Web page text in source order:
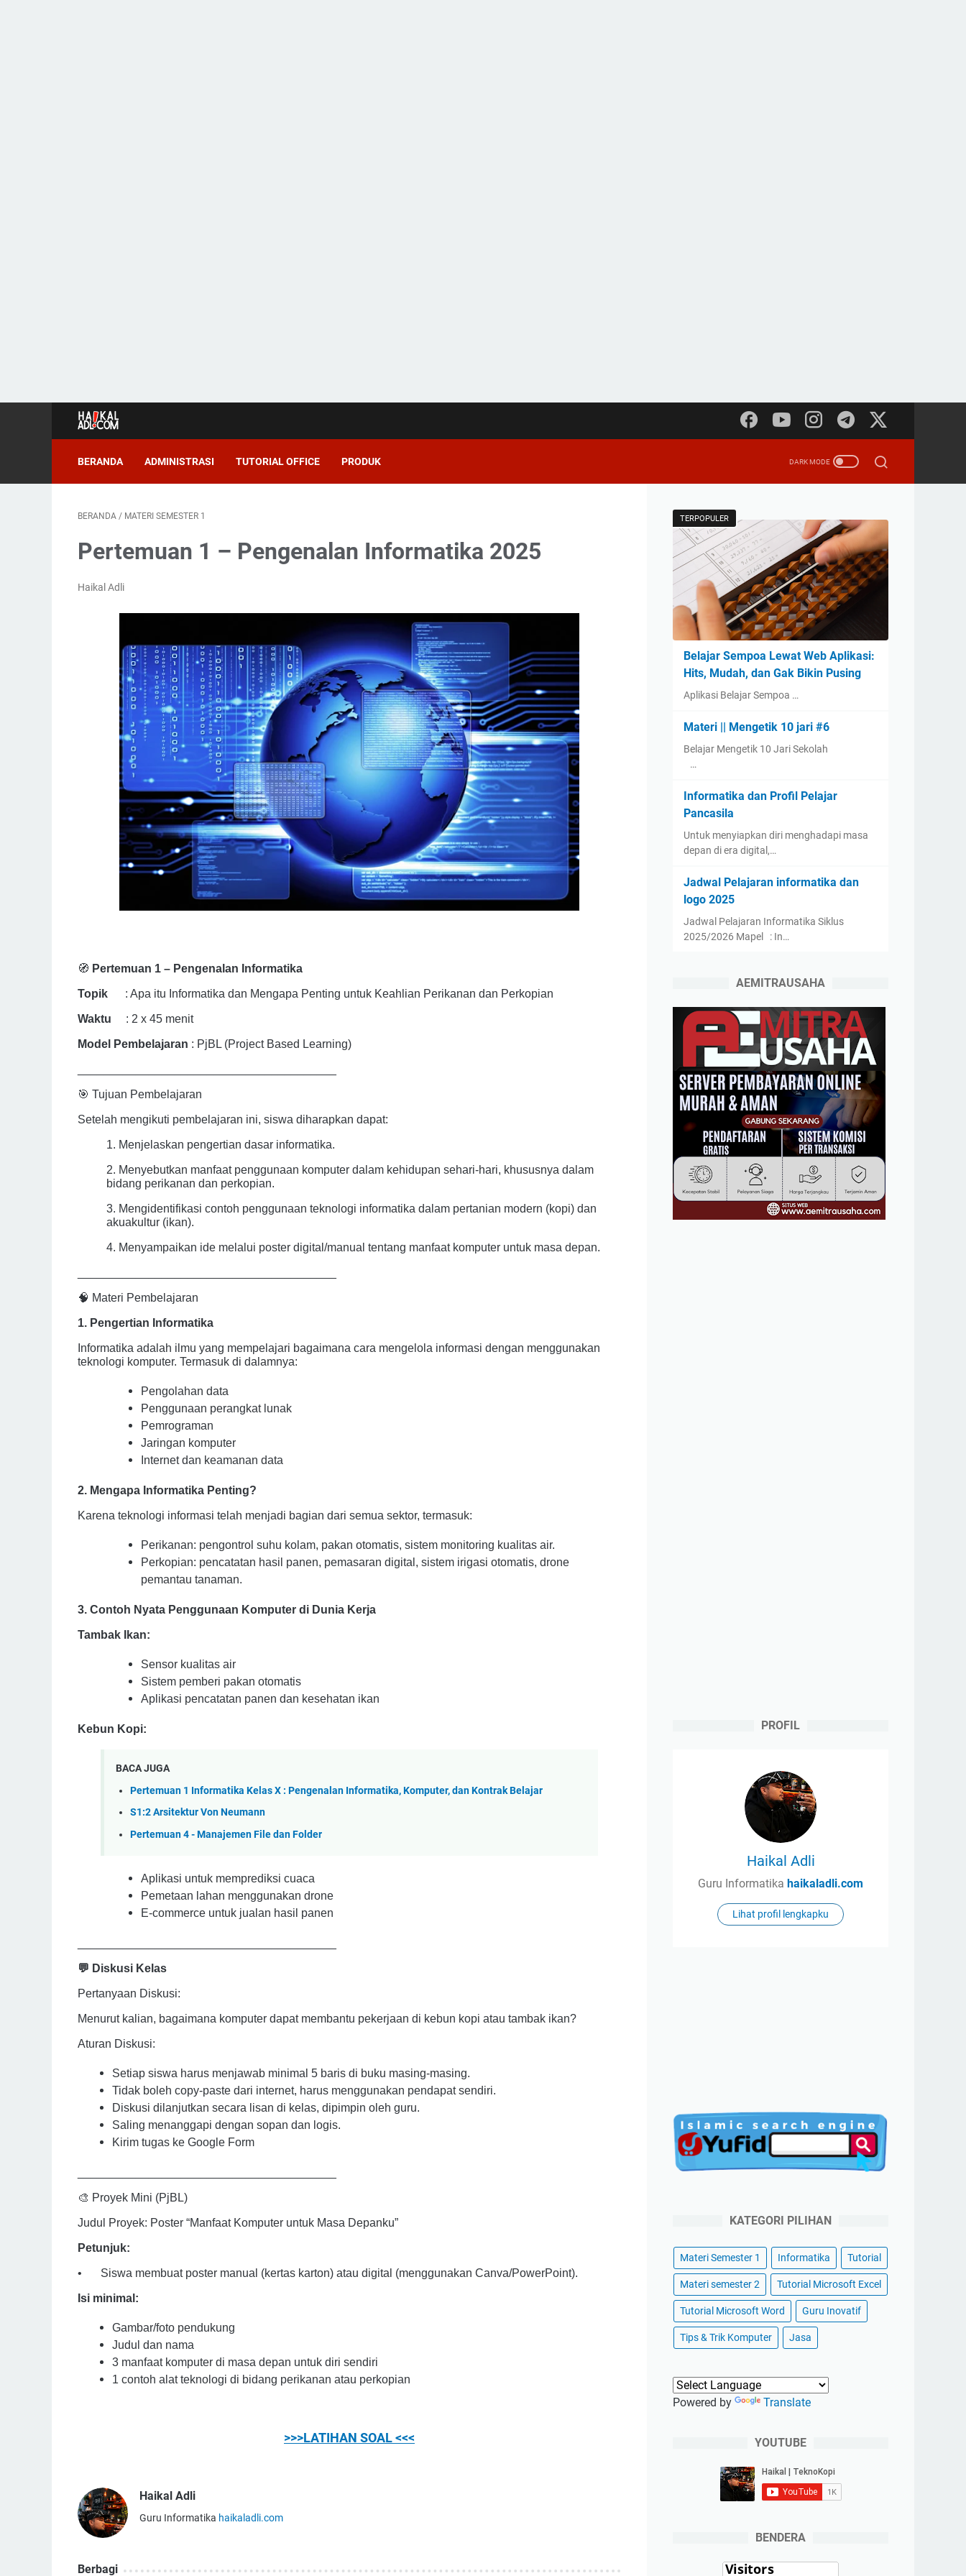
BERANDA ADMINISTRASI TUTORIAL OFFICE PRODUK
BERANDA / MATERI SEMESTER 1
Pertemuan 1 – Pengenalan Informatika 2025
Haikal Adli
🧭 Pertemuan 1 – Pengenalan Informatika
Topik : Apa itu Informatika dan Mengapa Penting untuk Keahlian Perikanan dan Perkopian
Waktu : 2 x 45 menit
Model Pembelajaran : PjBL (Project Based Learning)
🎯 Tujuan Pembelajaran
Setelah mengikuti pembelajaran ini, siswa diharapkan dapat:
1. Menjelaskan pengertian dasar informatika.
2. Menyebutkan manfaat penggunaan komputer dalam kehidupan sehari-hari, khususnya dalam
bidang perikanan dan perkopian.
3. Mengidentifikasi contoh penggunaan teknologi informatika dalam pertanian modern (kopi) dan
akuakultur (ikan).
4. Menyampaikan ide melalui poster digital/manual tentang manfaat komputer untuk masa depan.
🧠 Materi Pembelajaran
1. Pengertian Informatika
Informatika adalah ilmu yang mempelajari bagaimana cara mengelola informasi dengan menggunakan
teknologi komputer. Termasuk di dalamnya:
Pengolahan data
Penggunaan perangkat lunak
Pemrograman
Jaringan komputer
Internet dan keamanan data
2. Mengapa Informatika Penting?
Karena teknologi informasi telah menjadi bagian dari semua sektor, termasuk:
Perikanan: pengontrol suhu kolam, pakan otomatis, sistem monitoring kualitas air.
Perkopian: pencatatan hasil panen, pemasaran digital, sistem irigasi otomatis, drone
pemantau tanaman.
3. Contoh Nyata Penggunaan Komputer di Dunia Kerja
Tambak Ikan:
Sensor kualitas air
Sistem pemberi pakan otomatis
Aplikasi pencatatan panen dan kesehatan ikan
Kebun Kopi:
BACA JUGA
Pertemuan 1 Informatika Kelas X : Pengenalan Informatika, Komputer, dan Kontrak Belajar
S1:2 Arsitektur Von Neumann
Pertemuan 4 - Manajemen File dan Folder
Aplikasi untuk memprediksi cuaca
Pemetaan lahan menggunakan drone
E-commerce untuk jualan hasil panen
💬 Diskusi Kelas
Pertanyaan Diskusi:
Menurut kalian, bagaimana komputer dapat membantu pekerjaan di kebun kopi atau tambak ikan?
Aturan Diskusi:
Setiap siswa harus menjawab minimal 5 baris di buku masing-masing.
Tidak boleh copy-paste dari internet, harus menggunakan pendapat sendiri.
Diskusi dilanjutkan secara lisan di kelas, dipimpin oleh guru.
Saling menanggapi dengan sopan dan logis.
Kirim tugas ke Google Form
🎨 Proyek Mini (PjBL)
Judul Proyek: Poster “Manfaat Komputer untuk Masa Depanku”
Petunjuk:
• Siswa membuat poster manual (kertas karton) atau digital (menggunakan Canva/PowerPoint).
Isi minimal:
Gambar/foto pendukung
Judul dan nama
3 manfaat komputer di masa depan untuk diri sendiri
1 contoh alat teknologi di bidang perikanan atau perkopian
>>>LATIHAN SOAL <<<
Haikal Adli
Guru Informatika haikaladli.com
Berbagi
TERPOPULER
Belajar Sempoa Lewat Web Aplikasi:
Hits, Mudah, dan Gak Bikin Pusing
Aplikasi Belajar Sempoa …
Materi || Mengetik 10 jari #6
Belajar Mengetik 10 Jari Sekolah
…
Informatika dan Profil Pelajar
Pancasila
Untuk menyiapkan diri menghadapi masa
depan di era digital,…
Jadwal Pelajaran informatika dan
logo 2025
Jadwal Pelajaran Informatika Siklus
2025/2026 Mapel : In…
AEMITRAUSAHA
PROFIL
Haikal Adli
Guru Informatika haikaladli.com
Lihat profil lengkapku
KATEGORI PILIHAN
Materi Semester 1 Informatika Tutorial
Materi semester 2 Tutorial Microsoft Excel
Tutorial Microsoft Word Guru Inovatif
Tips & Trik Komputer Jasa
Powered by Translate
YOUTUBE
BENDERA